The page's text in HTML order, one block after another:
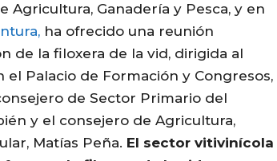
Agricultura, Ganadería y Pesca, y en
ha ofrecido una reunión
de la filoxera de la vid, dirigida al
Palacio de Formación y Congresos,
de Sector Primario del
y el consejero de Agricultura,
Matías Peña. El sector vitivinícola